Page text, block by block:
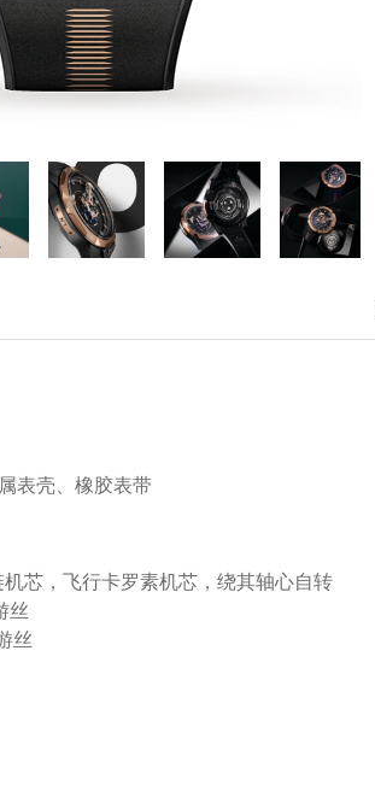
表壳、橡胶表带
芯，飞行卡罗素机芯，绕其轴心自转
丝
丝